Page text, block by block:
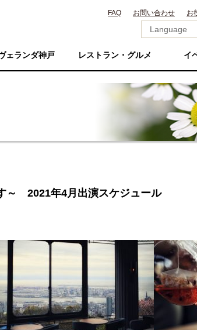
FAQ お問い合わせ お
ェランダ神戸 レストラン・グルメ イ
～ 2021年4月出演スケジュール